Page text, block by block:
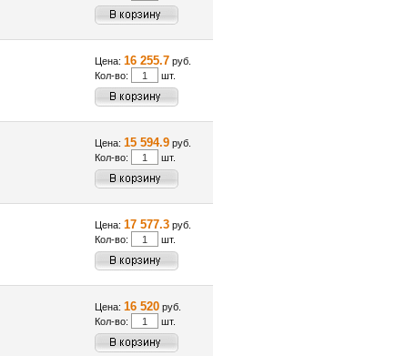
Цена: 16 255.7руб.
Кол-во:
шт.
Цена: 15 594.9руб.
Кол-во:
шт.
Цена: 17 577.3руб.
Кол-во:
шт.
Цена: 16 520руб.
Кол-во:
шт.